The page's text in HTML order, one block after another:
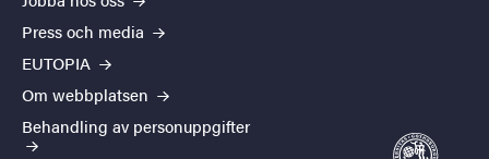
Press och media
EUTOPIA
Om webbplatsen
Behandling av personuppgifter